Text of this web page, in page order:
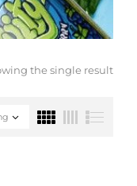
the single result